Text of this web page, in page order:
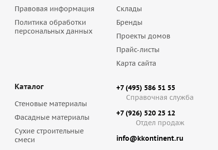
Правовая информация
Политика обработки
персональных данных
Склады
Бренды
Проекты домов
Прайс-листы
Карта сайта
Каталог
Стеновые материалы
Фасадные материалы
Сухие строительные
смеси
+7 (495) 586 51 55
Справочная служба
+7 (926) 520 25 12
Отдел продаж
info@kkontinent.ru